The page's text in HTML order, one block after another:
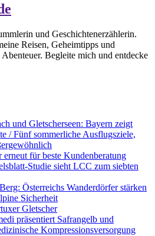
und Geschichtenerzählerin.
Reisen, Geheimtipps und
Begleite mich und entdecke
und Gletscherseen: Bayern zeigt
/ Fünf sommerliche Ausflugsziele,
für beste Kundenberatung
Studie sieht LCC zum siebten
Österreichs Wanderdörfer stärken
Sicherheit
Gletscher
präsentiert Safrangelb und
Kompressionsversorgung